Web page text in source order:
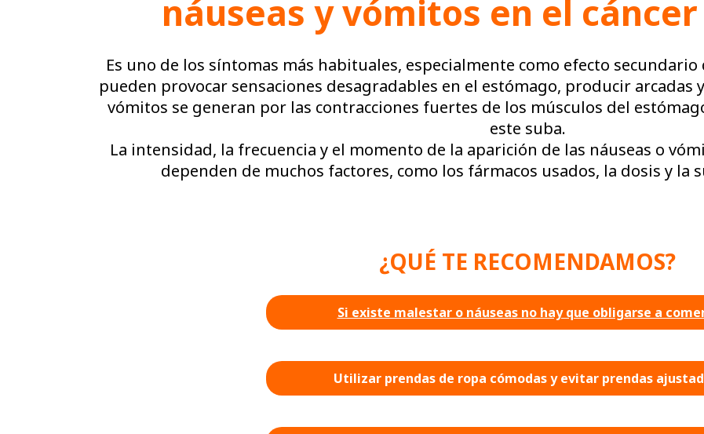
náuseas y vómitos en el
Es uno de los síntomas más habituales, especialmente como efecto
pueden provocar sensaciones desagradables en el estómago, producir arcadas
vómitos se generan por las contracciones fuertes de los músculos del
este suba.
La intensidad, la frecuencia y el momento de la aparición de las náuseas o
dependen de muchos factores, como los fármacos usados, la dosis y
¿QUÉ TE RECOMENDAMOS?
Si existe malestar o náuseas no hay que obligarse a
Utilizar prendas de ropa cómodas y evitar prendas